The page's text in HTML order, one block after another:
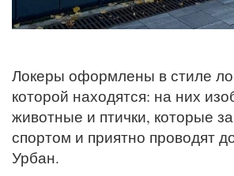
Локеры оформлены в стиле
которой находятся: на них
животные и птички, которые
спортом и приятно проводят
Урбан.